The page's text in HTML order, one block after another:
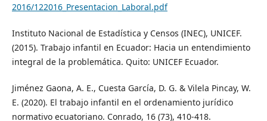
2016/122016_Presentacion_Laboral.pdf
Instituto Nacional de Estadística y Censos (INEC), UNICEF.
(2015). Trabajo infantil en Ecuador: Hacia un entendimiento
integral de la problemática. Quito: UNICEF Ecuador.
Jiménez Gaona, A. E., Cuesta García, D. G. & Vilela Pincay, W.
E. (2020). El trabajo infantil en el ordenamiento jurídico
normativo ecuatoriano. Conrado, 16 (73), 410-418.